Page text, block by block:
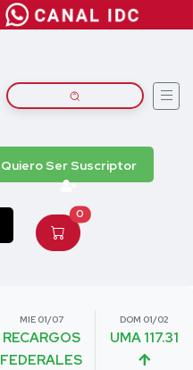
Quiero Ser Suscriptor
0
MIE 01/07
RECARGOS
FEDERALES
DOM 01/02
UMA 117.31